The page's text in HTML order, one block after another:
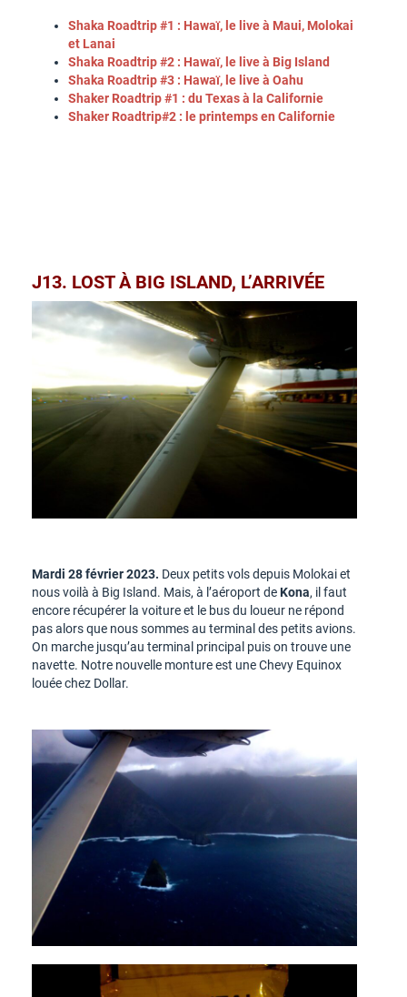
Shaka Roadtrip #1 : Hawaï, le live à Maui, Molokai
et Lanai
Shaka Roadtrip #2 : Hawaï, le live à Big Island
Shaka Roadtrip #3 : Hawaï, le live à Oahu
Shaker Roadtrip #1 : du Texas à la Californie
Shaker Roadtrip#2 : le printemps en Californie
J13. LOST À BIG ISLAND, L’ARRIVÉE
Mardi 28 février 2023. Deux petits vols depuis Molokai et
nous voilà à Big Island. Mais, à l’aéroport deKona, il faut
encore récupérer la voiture et le bus du loueur ne répond
pas alors que nous sommes au terminal des petits avions.
On marche jusqu’au terminal principal puis on trouve une
navette. Notre nouvelle monture est une Chevy Equinox
louée chez Dollar.